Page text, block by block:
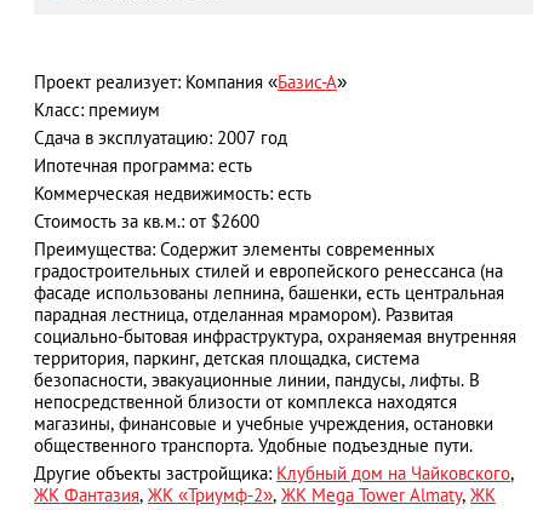
АЗАД
Проект реализует: Компания «Базис-А»
Класс: премиум
Сдача в эксплуатацию: 2007 год
Ипотечная программа: есть
Коммерческая недвижимость: есть
Стоимость за кв.м.: от $2600
Преимущества: Содержит элементы современных
градостроительных стилей и европейского ренессанса (на
фасаде использованы лепнина, башенки, есть центральная
парадная лестница, отделанная мрамором). Развитая
социально-бытовая инфраструктура, охраняемая внутренняя
территория, паркинг, детская площадка, система
безопасности, эвакуационные линии, пандусы, лифты. В
непосредственной близости от комплекса находятся
магазины, финансовые и учебные учреждения, остановки
общественного транспорта. Удобные подъездные пути.
Другие объекты застройщика: Клубный дом на Чайковского,
ЖК Фантазия, ЖК «Триумф-2», ЖК Mega Tower Almaty, ЖК